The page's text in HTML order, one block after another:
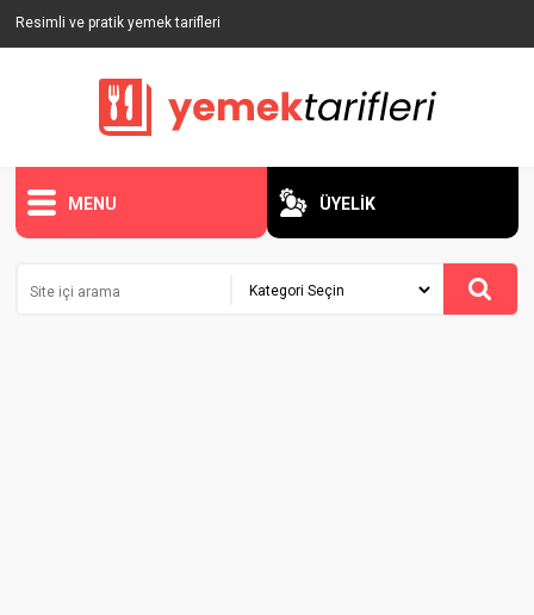
Resimli ve pratik yemek tarifleri
MENU ÜYELİK